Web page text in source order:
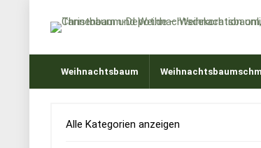
Weihnachtsbaum
Alle Kategorien anzeigen